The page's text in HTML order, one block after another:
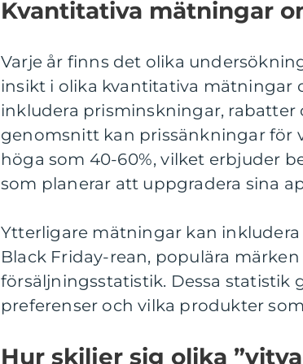
Kvantitativa mätningar
Varje år finns det olika
insikt i olika kvantitativa mätningar
inkludera prisminskningar, rabatter
genomsnitt kan prissänkningar för
höga som 40-60%, vilket erbjuder
som planerar att uppgradera sina
Ytterligare mätningar kan
Black Friday-rean, populära
försäljningsstatistik. Dessa statistik
preferenser och vilka produkter
Hur skiljer sig olika